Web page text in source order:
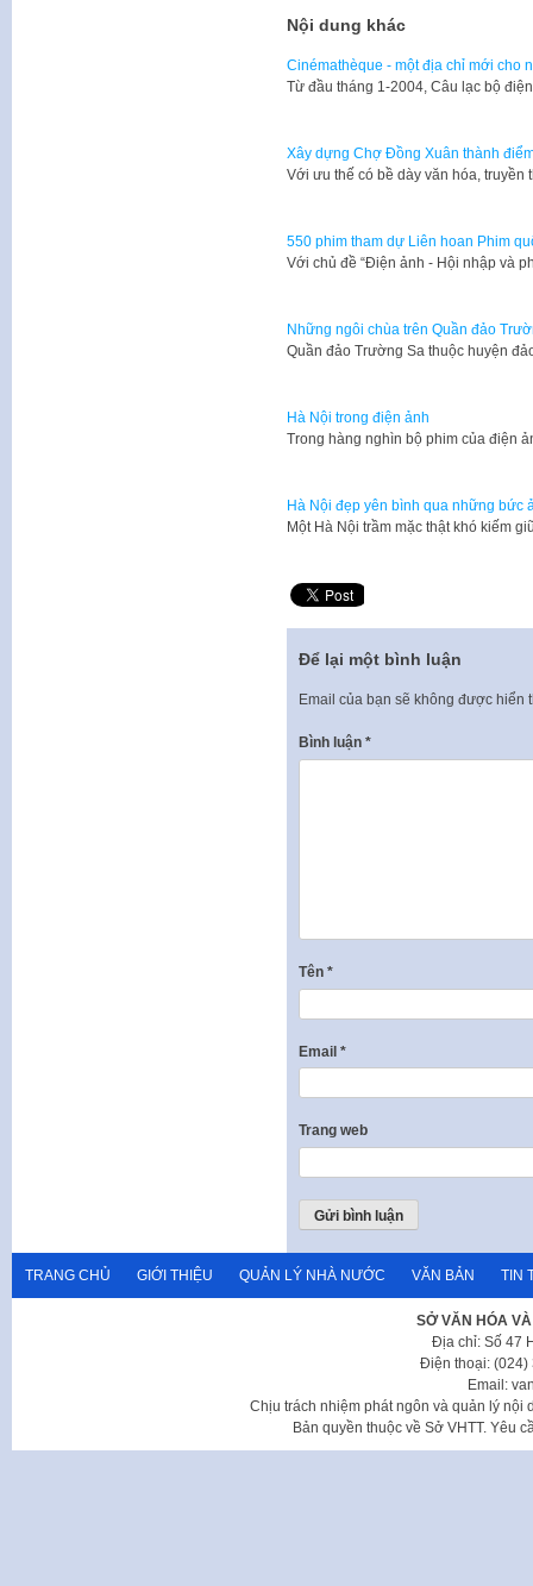
Nội dung khác
Cinémathèque - một địa chỉ mới cho
​Từ đầu tháng 1-2004, Câu lạc bộ
Xây dựng Chợ Đồng Xuân thành
​Với ưu thế có bề dày văn hóa,
550 phim tham dự Liên hoan Phim
Với chủ đề “Điện ảnh - Hội nhập và
Những ngôi chùa trên Quần đảo
​Quần đảo Trường Sa thuộc huyện
Hà Nội trong điện ảnh
​Trong hàng nghìn bộ phim của điện
Hà Nội đẹp yên bình qua những bức
Một Hà Nội trầm mặc thật khó kiếm
Để lại một bình luận
Email của bạn sẽ không được hiển
Bình luận *
Tên *
Email *
Trang web
TRANG CHỦ GIỚI THIỆU QUẢN LÝ NHÀ NƯỚC VĂN BẢN TIN
SỞ VĂN HÓA
Địa chỉ: Số 47
Điện thoại: (024)
Email:
Chịu trách nhiệm phát ngôn và quản lý nội
Bản quyền thuộc về Sở VHTT. Yêu